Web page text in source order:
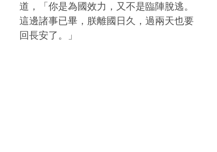
道，「你是為國效力，又不是臨陣脫逃。
這邊諸事已畢，朕離國日久，過兩天也要
回長安了。」